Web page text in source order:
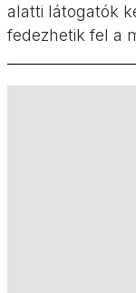
alatti látogatók
fedezhetik fel a
is részt